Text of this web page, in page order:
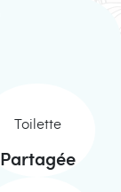
Toilette
Partagée